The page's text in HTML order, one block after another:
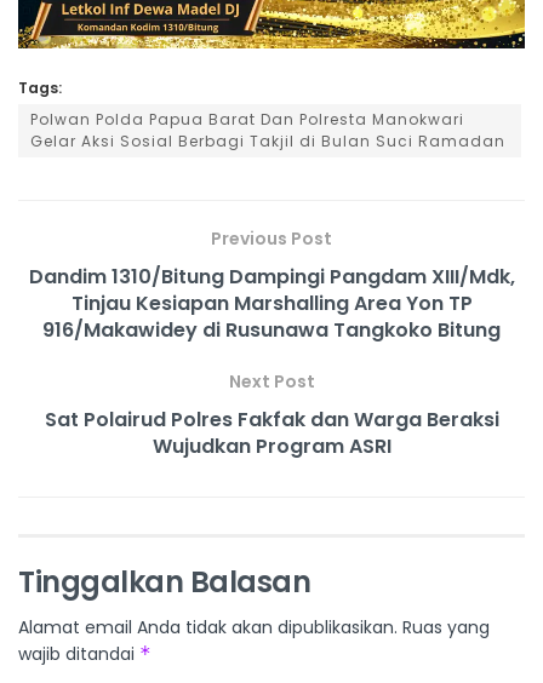
Tags:
Polwan Polda Papua Barat Dan Polresta Manokwari
Gelar Aksi Sosial Berbagi Takjil di Bulan Suci Ramadan
Previous Post
Dandim 1310/Bitung Dampingi Pangdam XIII/Mdk,
Tinjau Kesiapan Marshalling Area Yon TP
916/Makawidey di Rusunawa Tangkoko Bitung
Next Post
Sat Polairud Polres Fakfak dan Warga Beraksi
Wujudkan Program ASRI
Tinggalkan Balasan
Alamat email Anda tidak akan dipublikasikan. Ruas yang
wajib ditandai *